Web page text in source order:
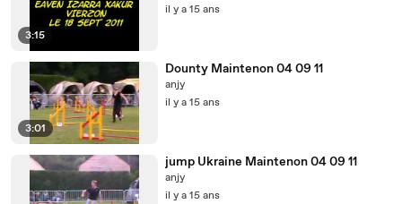
3:15
il y a 15 ans
3:01
Dounty Maintenon 04 09 11
anjy
il y a 15 ans
jump Ukraine Maintenon 04 09 11
anjy
il y a 15 ans